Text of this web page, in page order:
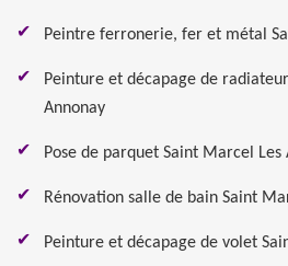
Peintre ferronerie, fer et métal
Peinture et décapage de
Annonay
Pose de parquet Saint Marcel Les
Rénovation salle de bain Saint
Peinture et décapage de volet